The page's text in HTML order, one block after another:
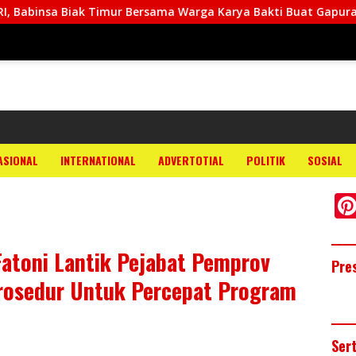
Warga Karya Bakti Buat Gapura
INTERNATIONAL ADVERTOTIAL POLITIK SOSIAL
Lantik Pejabat Pemprov
Untuk Percepat Program